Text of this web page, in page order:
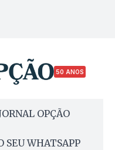
50 ANOS
OPÇÃO
SEU WHATSAPP